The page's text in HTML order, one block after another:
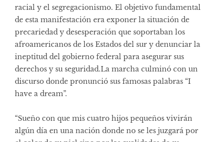
racial y el segregacionismo. El objetivo fundamental
de esta manifestación era exponer la situación de
precariedad y desesperación que soportaban los
afroamericanos de los Estados del sur y denunciar la
ineptitud del gobierno federal para asegurar sus
derechos y su seguridad.La marcha culminó con un
discurso donde pronunció sus famosas palabras “I
have a dream”.
“Sueño con que mis cuatro hijos pequeños vivirán
algún día en una nación donde no se les juzgará por